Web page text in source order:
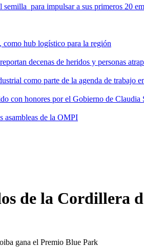
para impulsar a sus primeros 20
como hub logístico para la región
decenas de heridos y personas
como parte de la agenda de trabajo
con honores por el Gobierno de Claudia
asambleas de la OMPI
de la Cordillera
gana el Premio Blue Park